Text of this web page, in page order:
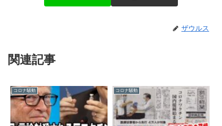
ザウルス
関連記事
コロナ騒動 コロナ騒動